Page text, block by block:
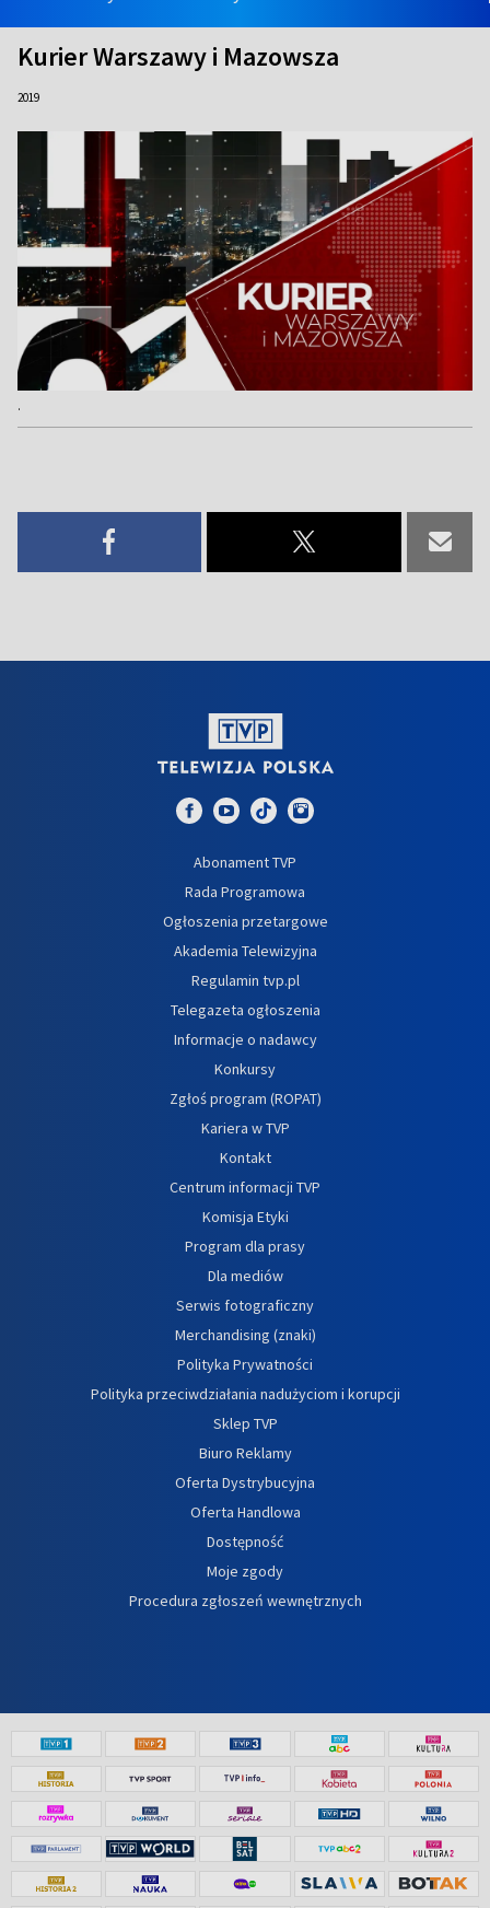
Kurier Warszawy i Mazowsza
2019
.
Abonament TVP
Rada Programowa
Ogłoszenia przetargowe
Akademia Telewizyjna
Regulamin tvp.pl
Telegazeta ogłoszenia
Informacje o nadawcy
Konkursy
Zgłoś program (ROPAT)
Kariera w TVP
Kontakt
Centrum informacji TVP
Komisja Etyki
Program dla prasy
Dla mediów
Serwis fotograficzny
Merchandising (znaki)
Polityka Prywatności
Polityka przeciwdziałania nadużyciom i korupcji
Sklep TVP
Biuro Reklamy
Oferta Dystrybucyjna
Oferta Handlowa
Dostępność
Moje zgody
Procedura zgłoszeń wewnętrznych